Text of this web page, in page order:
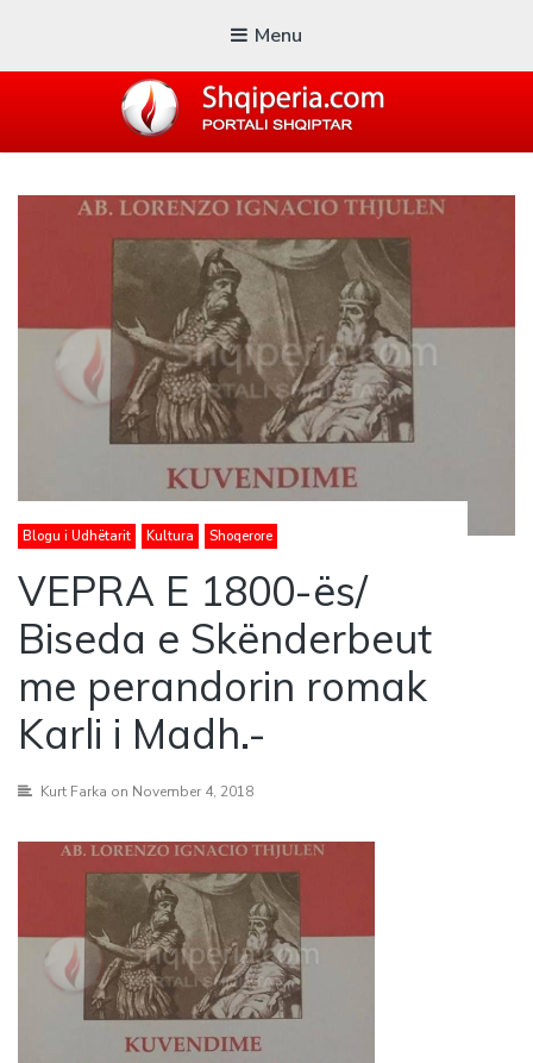
Menu
Blogu i ShqiperiaCom
Blogu i Udhëtarit Kultura Shoqerore
VEPRA E 1800-ës/
Biseda e Skënderbeut
me perandorin romak
Karli i Madh.-
Kurt Farka on November 4, 2018